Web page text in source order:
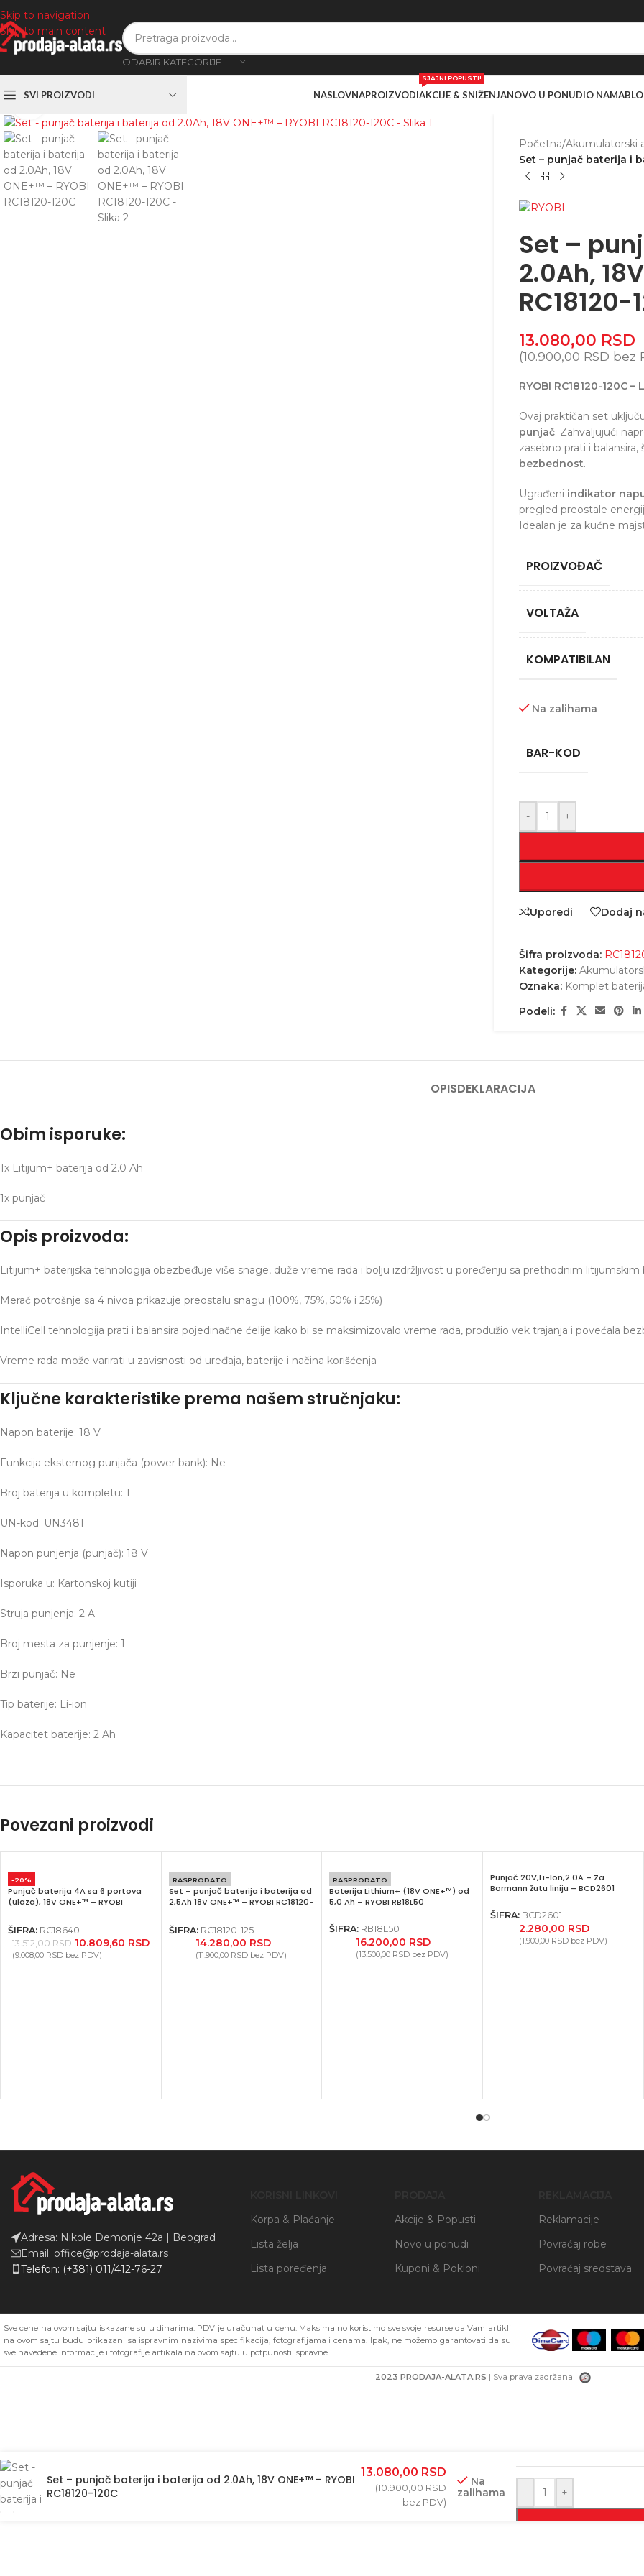
Skip to navigation
Skip to main content
ODABIR KATEGORIJE
SVI PROIZVODI NASLOVNAPROIZVODIAKCIJE & SNIŽENJA
SJAJNI POPUSTI!
NOVO U PONUDIO NAMA
Zumiranje
Početna/Akumulatorski
Set – punjač baterija i
Set –
2.0Ah,
RC18120-
13.080,00 RSD
(10.900,00 RSD bez
RYOBI RC18120-120C
Ovaj praktičan set
punjač. Zahvaljujući
zasebno prati i
bezbednost.
Ugrađeni indikator
pregled preostale
Idealan je za kućne
PROIZVOĐAČ
VOLTAŽA
KOMPATIBILAN
Na zalihama
BAR-KOD
- +
Uporedi Dodaj
Šifra proizvoda:
Kategorije:
Oznaka: Komplet
Podeli:
OPISDEKLARACIJA
Obim isporuke:
1x Litijum+ baterija od 2.0 Ah
1x punjač
Opis proizvoda:
Litijum+ baterijska tehnologija obezbeđuje više snage, duže vreme rada i bolju izdržljivost u poređenju sa prethodnim litijumskim
Merač potrošnje sa 4 nivoa prikazuje preostalu snagu (100%, 75%, 50% i 25%)
IntelliCell tehnologija prati i balansira pojedinačne ćelije kako bi se maksimizovalo vreme rada, produžio vek trajanja i povećala
Vreme rada može varirati u zavisnosti od uređaja, baterije i načina korišćenja
Ključne karakteristike prema našem stručnjaku:
Napon baterije: 18 V
Funkcija eksternog punjača (power bank): Ne
Broj baterija u kompletu: 1
UN-kod: UN3481
Napon punjenja (punjač): 18 V
Isporuka u: Kartonskoj kutiji
Struja punjenja: 2 A
Broj mesta za punjenje: 1
Brzi punjač: Ne
Tip baterije: Li-ion
Kapacitet baterije: 2 Ah
Povezani proizvodi
-20%
Punjač baterija 4A sa 6 portova
(ulaza), 18V ONE+™ – RYOBI
ŠIFRA: RC18640
13.512,00RSD 10.809,60 RSD
(9.008,00 RSDbez PDV)
RASPRODATO
Set – punjač baterija i baterija od
2,5Ah 18V ONE+™ – RYOBI RC18120-
ŠIFRA: RC18120-125
14.280,00 RSD
(11.900,00 RSD bez PDV)
RASPRODATO
Baterija Lithium+ (18V ONE+™) od
5,0 Ah – RYOBI RB18L50
ŠIFRA: RB18L50
16.200,00 RSD
(13.500,00 RSD bez PDV)
Punjač 20V,Li-Ion,2.0A – Za
Bormann žutu liniju – BCD2601
ŠIFRA: BCD2601
2.280,00 RSD
(1.900,00 RSDbez PDV)
Adresa: Nikole Demonje 42a | Beograd
Email: office@prodaja-alata.rs
Telefon: (+381) 011/412-76-27
Korpa & Plaćanje
Lista želja
Lista poređenja
Akcije & Popusti
Novo u ponudi
Kuponi & Pokloni
Reklamacije
Povraćaj robe
Povraćaj sredstava
Sve cene na ovom sajtu iskazane su u dinarima. PDV je uračunat u cenu. Maksimalno koristimo sve svoje resurse da Vam artikli
na ovom sajtu budu prikazani sa ispravnim nazivima specifikacija, fotografijama i cenama. Ipak, ne možemo garantovati da su
sve navedene informacije i fotografije artikala na ovom sajtu u potpunosti ispravne.
2023 PRODAJA-ALATA.RS | Sva prava zadržana |
Facebook
Instagram
YouTube
Set – punjač baterija i baterija od 2.0Ah, 18V ONE+™ – RYOBI
RC18120-120C
13.080,00 RSD
(10.900,00 RSD
bez PDV)
Na
zalihama
- +